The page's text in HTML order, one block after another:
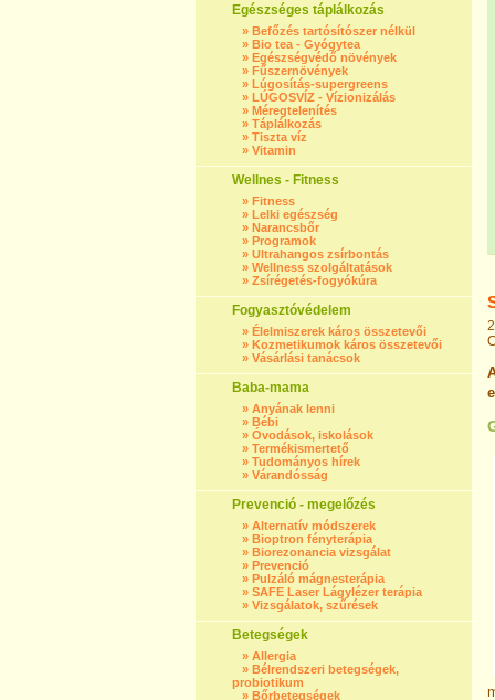
Egészséges táplálkozás
» Befőzés tartósítószer nélkül
» Bio tea - Gyógytea
» Egészségvédő növények
» Fűszernövények
» Lúgosítás-supergreens
» LÚGOSVÍZ - Vízionizálás
» Méregtelenítés
» Táplálkozás
» Tiszta víz
» Vitamin
Wellnes - Fitness
» Fitness
» Lelki egészség
» Narancsbőr
» Programok
» Ultrahangos zsírbontás
» Wellness szolgáltatások
» Zsírégetés-fogyókúra
Fogyasztóvédelem
» Élelmiszerek káros összetevői
» Kozmetikumok káros összetevői
» Vásárlási tanácsok
Baba-mama
» Anyának lenni
» Bébi
» Óvodások, iskolások
» Termékismertető
» Tudományos hírek
» Várandósság
Prevenció - megelőzés
» Alternatív módszerek
» Bioptron fényterápia
» Biorezonancia vizsgálat
» Prevenció
» Pulzáló mágnesterápia
» SAFE Laser Lágylézer terápia
» Vizsgálatok, szűrések
Betegségek
» Allergia
» Bélrendszeri betegségek,
probiotikum
» Bőrbetegségek